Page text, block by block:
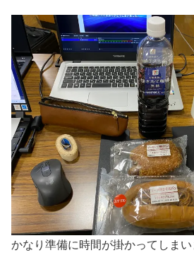
かなり準備に時間が掛かってしま